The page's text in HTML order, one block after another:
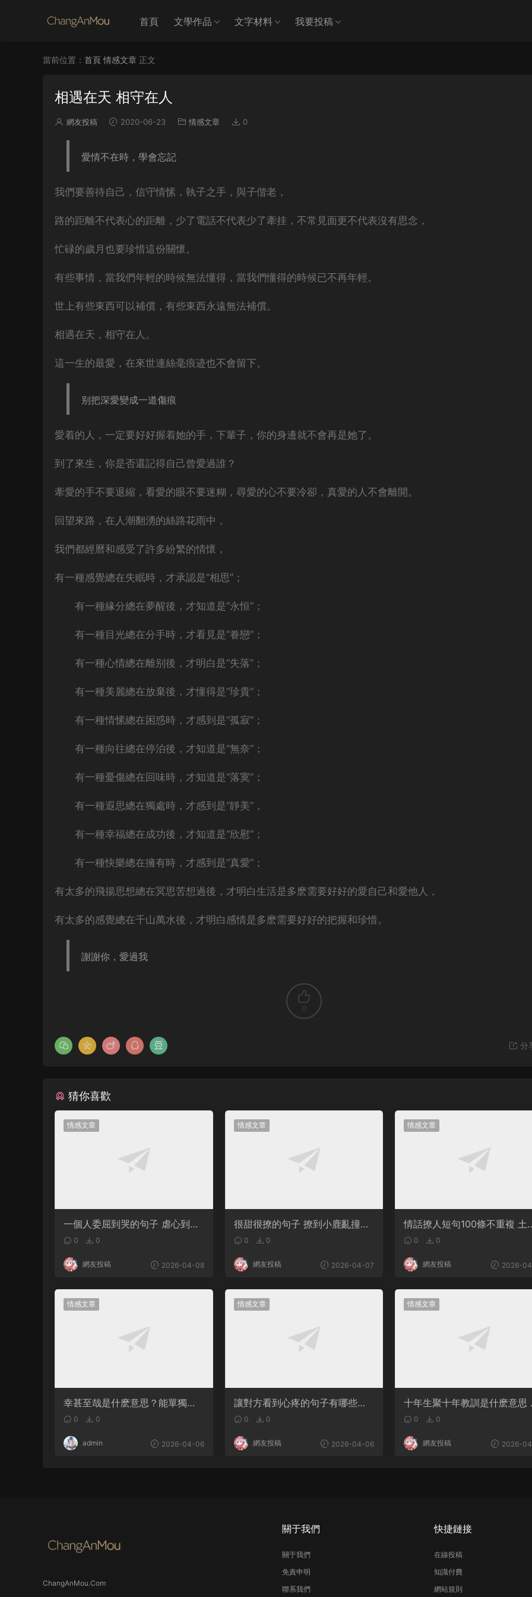
首頁 文學作品 文字材料 我要投稿
當前位置： 首頁 情感文章 正文
相遇在天 相守在人
網友投稿 2020-06-23 情感文章 0
愛情不在時，學會忘記
我們要善待自己，信守情愫，執子之手，與子偕老，
路的距離不代表心的距離，少了電話不代表少了牽挂，不常見面更不代表沒有思念，
忙碌的歲月也要珍惜這份關懷。
有些事情，當我們年輕的時候無法懂得，當我們懂得的時候已不再年輕。
世上有些東西可以補償，有些東西永遠無法補償。
相遇在天，相守在人。
這一生的最愛，在來世連絲毫痕迹也不會留下。
别把深愛變成一道傷痕
愛着的人，一定要好好握着她的手，下輩子，你的身邊就不會再是她了。
到了來生，你是否還記得自己曾愛過誰？
牽愛的手不要退縮，看愛的眼不要迷糊，尋愛的心不要冷卻，真愛的人不會離開。
回望來路，在人潮翻湧的絲路花雨中，
我們都經曆和感受了許多紛繁的情懷，
有一種感覺總在失眠時，才承認是“相思”；
有一種緣分總在夢醒後，才知道是“永恒”；
有一種目光總在分手時，才看見是“眷戀”；
有一種心情總在離别後，才明白是“失落”；
有一種美麗總在放棄後，才懂得是“珍貴”；
有一種情愫總在困惑時，才感到是“孤寂”；
有一種向往總在停泊後，才知道是“無奈”；
有一種憂傷總在回味時，才知道是“落寞”；
有一種遐思總在獨處時，才感到是“靜美”，
有一種幸福總在成功後，才知道是“欣慰”；
有一種快樂總在擁有時，才感到是“真愛”；
有太多的飛揚思想總在冥思苦想過後，才明白生活是多麽需要好好的愛自己和愛他人，
有太多的感覺總在千山萬水後，才明白感情是多麽需要好好的把握和珍惜。
謝謝你，愛過我
0
分
猜你喜歡
情感文章
一個人委屈到哭的句子 虐心到讓
人流淚的文案
0 0
網友投稿 2026-04-08
情感文章
很甜很撩的句子 撩到小鹿亂撞腿
軟的文案
0 0
網友投稿 2026-04-07
情感文章
情話撩人短句100條不重複 土
情話撩人長句
0 0
網友投稿 2026-
情感文章
幸甚至哉是什麽意思？能單獨用
嗎 0 0
admin 2026-04-06
情感文章
讓對方看到心疼的句子有哪些？
句句都是淚點
0 0
網友投稿 2026-04-06
情感文章
十年生聚十年教訓是什麽意思
語典故出自哪裏
0 0
網友投稿 2026-
ChangAnMou.Com
關于我們
關于我們
免責申明
聯系我們
快捷鏈接
在線投稿
知識付費
網站規則